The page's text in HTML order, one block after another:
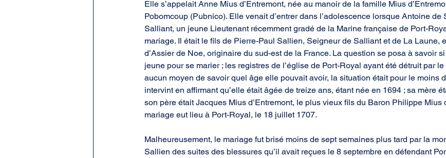
Elle s’appelait Anne Mius d’Entremont, née au manoir de la famille Mius
Pobomcoup (Pubnico). Elle venait d’entrer dans l’adolescence lorsque Antoine de
Salliant, un jeune Lieutenant récemment gradé de la Marine française de Port-
mariage. Il était le fils de Pierre-Paul Sallien, Seigneur de Salliant et de La Laune,
d’Assier de Noe, originaire du sud-est de la France. La question se posa à savoir
jeune pour se marier ; les registres de l’église de Port-Royal ayant été détruit par le
aucun moyen de savoir quel âge elle pouvait avoir, la situation était pour le moins
intervint en affirmant qu’elle était âgée de treize ans, étant née en 1694 ; sa mère
son père était Jacques Mius d’Entremont, le plus vieux fils du Baron Philippe Mius
mariage eut lieu à Port-Royal, le 18 juillet 1707.
Malheureusement, le mariage fut brisé moins de sept semaines plus tard par la
Sallien des suites des blessures qu’il avait reçues le 8 septembre en défendant